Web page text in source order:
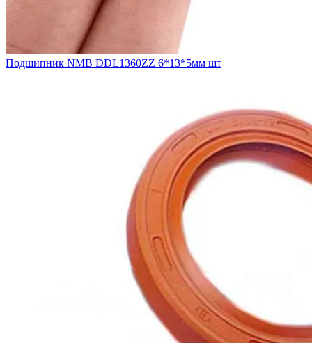
Подшипник NMB DDL1360ZZ 6*13*5мм шт